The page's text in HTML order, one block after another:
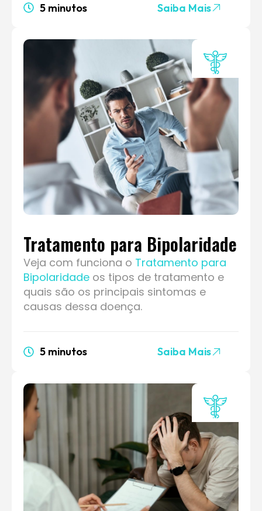
5 minutos Saiba Mais
Tratamento para Bipolaridade
Veja com funciona o Tratamento para
Bipolaridade os tipos de tratamento e
quais são os principais sintomas e
causas dessa doença.
5 minutos Saiba Mais